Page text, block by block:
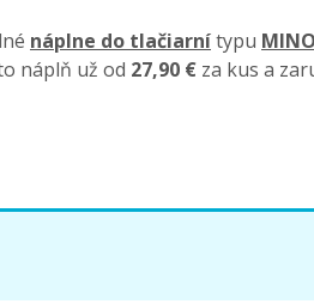
náplne do tlačiarnítypu
náplň už od 27,90 € za kus a